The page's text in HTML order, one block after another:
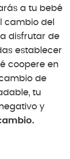
a tu bebé
cambio del
disfrutar de
establecer
coopere en
de
tu
y